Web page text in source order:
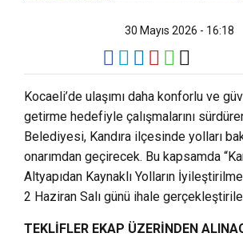
30 Mayıs 2026 - 16:18
Kocaeli’de ulaşımı daha konforlu ve
getirme hedefiyle çalışmalarını
Belediyesi, Kandıra ilçesinde yolları
onarımdan geçirecek. Bu kapsamda
Altyapıdan Kaynaklı Yolların
2 Haziran Salı günü ihale
TEKLİFLER EKAP ÜZERİNDEN